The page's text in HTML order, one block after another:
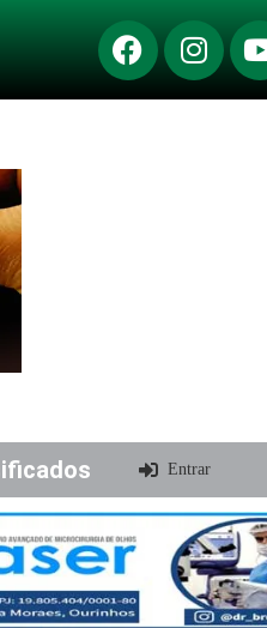
Entrar